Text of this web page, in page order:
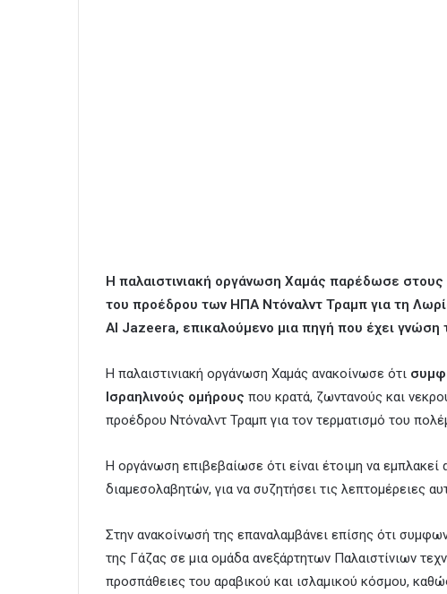
Η παλαιστινιακή οργάνωση Χαμάς παρέδωσε
του προέδρου των ΗΠΑ Ντόναλντ Τραμπ για τη
Al Jazeera, επικαλούμενο μια πηγή που έχει γνώση
Η παλαιστινιακή οργάνωση Χαμάς ανακοίνωσε ότι
Ισραηλινούς ομήρους που κρατά, ζωντανούς και
προέδρου Ντόναλντ Τραμπ για τον τερματισμό του
Η οργάνωση επιβεβαίωσε ότι είναι έτοιμη να
διαμεσολαβητών, για να συζητήσει τις λεπτομέρειες
Στην ανακοίνωσή της επαναλαμβάνει επίσης ότι
της Γάζας σε μια ομάδα ανεξάρτητων Παλαιστίνιων
προσπάθειες του αραβικού και ισλαμικού κόσμου,